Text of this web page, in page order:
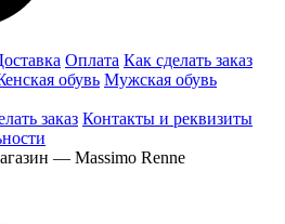
Оплата Как сделать заказ
обувь Мужская обувь
заказ Контакты и реквизиты
— Massimo Renne